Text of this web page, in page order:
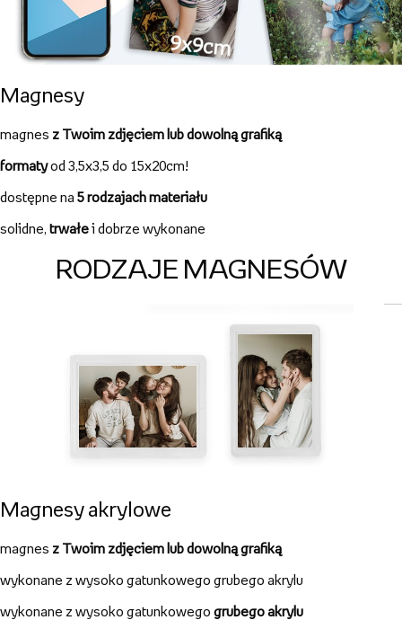
Magnesy
magnes z Twoim zdjęciem lub dowolną grafiką
formatyod 3,5x3,5 do 15x20cm!
dostępne na 5 rodzajach materiału
solidne, trwałei dobrze wykonane
RODZAJE MAGNESÓW
Magnesy akrylowe
magnes z Twoim zdjęciem lub dowolną grafiką
wykonane z wysoko gatunkowego grubego akrylu
wykonane z wysoko gatunkowego grubego akrylu